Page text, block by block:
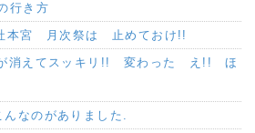
行き方
本宮 月次祭は 止めておけ!!
消えてスッキリ!! 変わった え!! ほ
なのがありました.